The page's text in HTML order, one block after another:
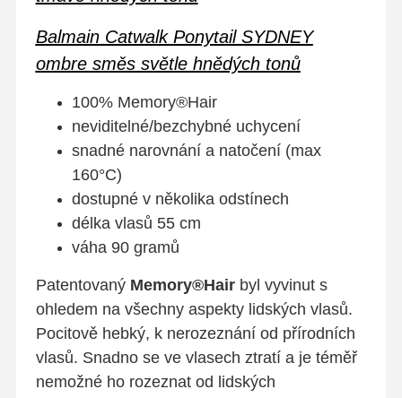
Balmain Catwalk Ponytail SYDNEY
ombre směs světle hnědých tonů
100% Memory®Hair
neviditelné/bezchybné uchycení
snadné narovnání a natočení (max
160°C)
dostupné v několika odstínech
délka vlasů 55 cm
váha 90 gramů
Patentovaný Memory®Hairbyl vyvinut s
ohledem na všechny aspekty lidských vlasů.
Pocitově hebký, k nerozeznání od přírodních
vlasů. Snadno se ve vlasech ztratí a je téměř
nemožné ho rozeznat od lidských